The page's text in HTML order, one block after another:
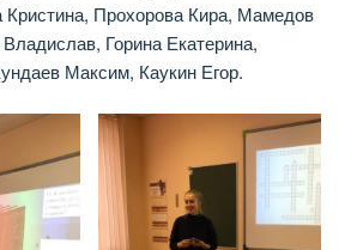
Кристина, Прохорова Кира, Мамедов
Горина Екатерина,
Максим, Каукин Егор.